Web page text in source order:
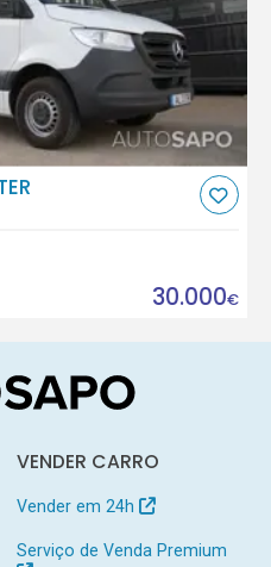
30.000€
VENDER CARRO
Vender em 24h
Serviço de Venda Premium